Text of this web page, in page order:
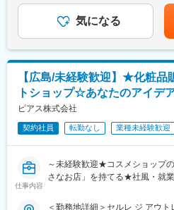
・残業10h程度（残業代100％支
・年休日125日／基本的に土日
・フルフレックス制度
└ご自身のスケジュールに合わ
ど、仕事とプライベートの両立
・有給取得率：68.5%(2025年度
■当社について：
1979年に歯科用レセプトシステ
カーです。
■事務業務
・お問い合わせ内容をセールス
・医療機関への予約手配（メー
■やりがい：
英語力を活かして、お客様の医
きます。病院予約に関するご相
会員様が安心して医療サービス
貢献性の高いお仕事です。
■働き方：
月の残業時間は平均10時間以下
制）と、プライベートとの両立
了後はタクシーでの帰宅も可能
■自由度：
ル・経験を考慮した上で年収を
代について、固定残業超過分は
までも目安の金額であり、選考
す。月給(月額)は固定手当を含
気になる
【広島/未経験歓迎】★化粧
トショップ☆あなたのアイデ
ピアス株式会社
契約社員 転勤なし 業種未経験歓迎
仕事内容
～未経験歓迎★コスメショップ
さなお店」を持てる★社風・就
＜勤務地詳細＞セルレ ジ アウ